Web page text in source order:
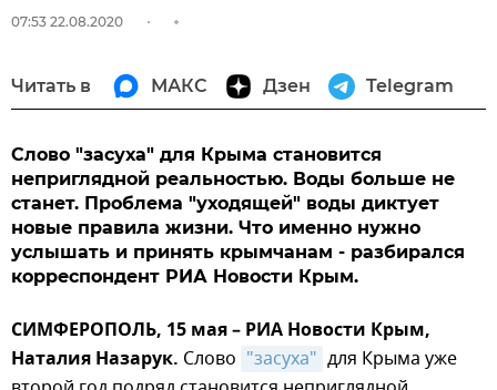
07:53 22.08.2020
Читать в МАКС Дзен Telegram
Слово "засуха" для Крыма становится
неприглядной реальностью. Воды больше не
станет. Проблема "уходящей" воды диктует
новые правила жизни. Что именно нужно
услышать и принять крымчанам - разбирался
корреспондент РИА Новости Крым.
СИМФЕРОПОЛЬ, 15 мая – РИА Новости Крым,
Наталия Назарук. Слово "засуха" для Крыма уже